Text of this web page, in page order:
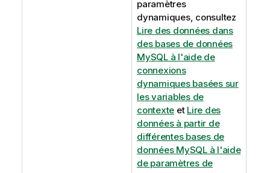
paramètres
dynamiques, consultez
Lire des données dans
des bases de données
MySQL à l'aide de
connexions
dynamiques basées sur
les variables de
contexte et Lire des
données à partir de
différentes bases de
données MySQL à l'aide
de paramètres de